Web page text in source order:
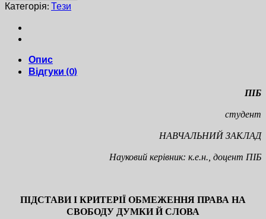
Категорія: Тези
Опис
Відгуки (0)
ПІБ
студент
НАВЧАЛЬНИЙ ЗАКЛАД
Науковий керівник: к.е.н., доцент ПІБ
ПІДСТАВИ І КРИТЕРІЇ ОБМЕЖЕННЯ ПРАВА НА
СВОБОДУ ДУМКИ Й СЛОВА